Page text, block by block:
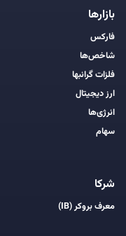
بازارها
فارکس
شاخص‌ها
فلزات گرانبها
ارز دیجیتال
انرژی‌ها
سهام
شرکا
معرف بروکر (IB)